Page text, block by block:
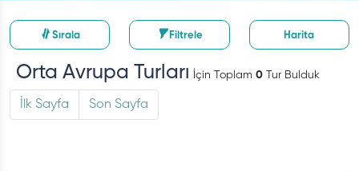
Sırala Filtrele Harita
Orta Avrupa Turları İçin Toplam 0 Tur Bulduk
İlk Sayfa Son Sayfa